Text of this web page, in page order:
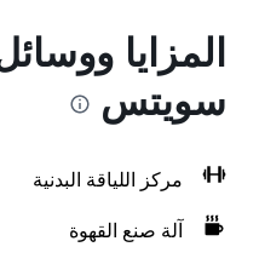
المزايا
سويتس
مركز اللياقة البدنية
آلة صنع القهوة